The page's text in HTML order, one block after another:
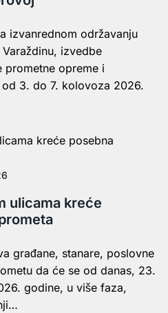
izvanrednom održavanju
izvedbe
prometne opreme i
3. do 7. kolovoza 2026.
ulicama kreće
građane, stanare, poslovne
da će se od danas, 23.
godine, u više faza,